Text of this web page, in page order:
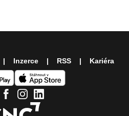
Inzerce RSS Kariéra